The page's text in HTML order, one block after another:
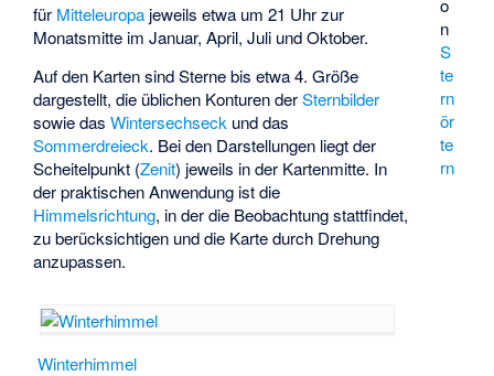
o
n
S
te
rn
ör
te
rn
für Mitteleuropa jeweils etwa um 21 Uhr zur
Monatsmitte im Januar, April, Juli und Oktober.
Auf den Karten sind Sterne bis etwa4. Größe
dargestellt, die üblichen Konturen derSternbilder
sowie dasWintersechseck und das
Sommerdreieck. Bei den Darstellungen liegt der
Scheitelpunkt (Zenit) jeweils in der Kartenmitte. In
der praktischen Anwendung ist die
Himmelsrichtung, in der die Beobachtung stattfindet,
zu berücksichtigen und die Karte durch Drehung
anzupassen.
Winterhimmel